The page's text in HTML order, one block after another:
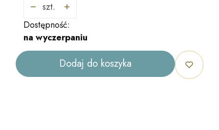
szt.
Dostępność:
na wyczerpaniu
Dodaj do koszyka